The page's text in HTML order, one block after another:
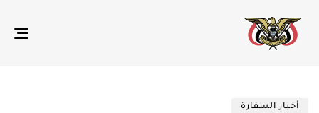
أخبار السفارة